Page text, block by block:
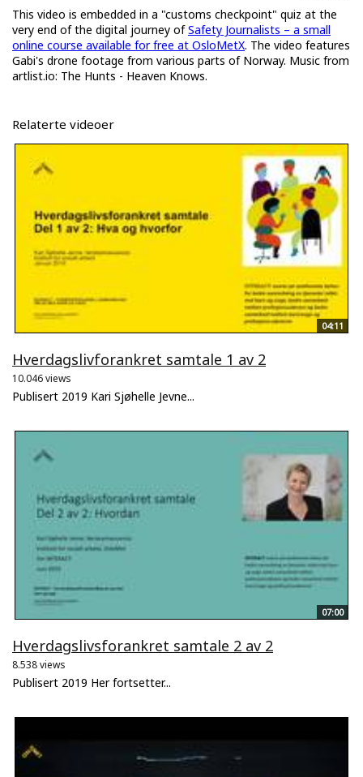
This video is embedded in a "customs checkpoint" quiz at the
very end of the digital journey ofSafety Journalists – a small
online course available for free at OsloMetX. The video features
Gabi's drone footage from various parts of Norway. Music from
artlist.io: The Hunts - Heaven Knows.
Relaterte videoer
04:11
Hverdagslivforankret samtale 1 av 2
10.046 views
Publisert 2019 Kari Sjøhelle Jevne...
07:00
Hverdagslivsforankret samtale 2 av 2
8.538 views
Publisert 2019 Her fortsetter...